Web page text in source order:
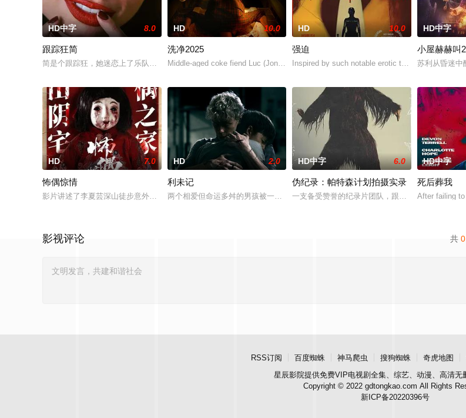
HD中字 8.0
跟踪狂简
简是个跟踪狂，她迷恋上了乐队成员德米特里——一位冉冉升起的摇滚明星。为了帮助他成名，简不择手段，甚至做出可怕的
HD 10.0
洗净2025
Middle-aged coke fiend Luc (Jonathan Lambert, Quentin Dupieux’s REALITY) is havi
HD 10.0
强迫
Inspired by such notable erotic thrillers of the ’80s
HD中字
小屋赫赫叫2
苏利从昏迷中
HD 7.0
怖偶惊情
影片讲述了李夏芸深山徒步意外坠崖后闯入隐秘古宅求救，得男主人石桥留宿，却陷入更恐怖的诡异事件，包括布偶自行移动
HD 2.0
利未记
两个相爱但命运多舛的男孩被一个暴力的存在所纠缠，这个存在会以他们最想要的那
HD中字 6.0
伪纪录：帕特森计划拍摄实录
一支备受赞誉的纪录片团队，跟拍一位初出茅庐的
HD中字
死后葬我
After failing
共 0
影视评论
RSS订阅 百度蜘蛛 神马爬虫 搜狗蜘蛛 奇虎地图
星辰影院提供免费VIP电视剧全集、综艺、动漫、高清无
Copyright © 2022 gdtongkao.com All Rights
新ICP备20220396号